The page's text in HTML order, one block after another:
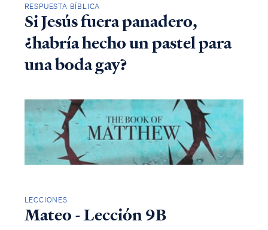
RESPUESTA BÍBLICA
Si Jesús fuera panadero,
¿habría hecho un pastel para
una boda gay?
LECCIONES
Mateo - Lección 9B